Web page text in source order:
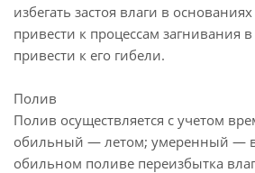
избегать застоя влаги в
привести к процессам загнивания в
привести к его гибели.
Полив
Полив осуществляется с учетом
обильный — летом; умеренный —
обильном поливе переизбытка